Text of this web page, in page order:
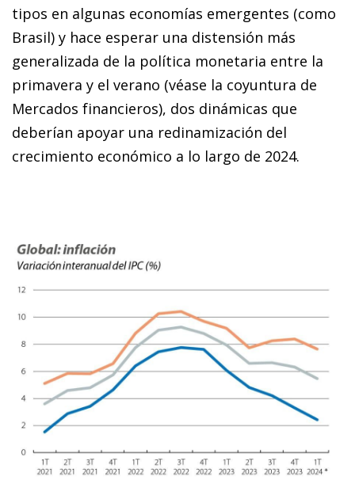
tipos en algunas economías emergentes (como
Brasil) y hace esperar una distensión más
generalizada de la política monetaria entre la
primavera y el verano (véase la coyuntura de
Mercados financieros), dos dinámicas que
deberían apoyar una redinamización del
crecimiento económico a lo largo de 2024.